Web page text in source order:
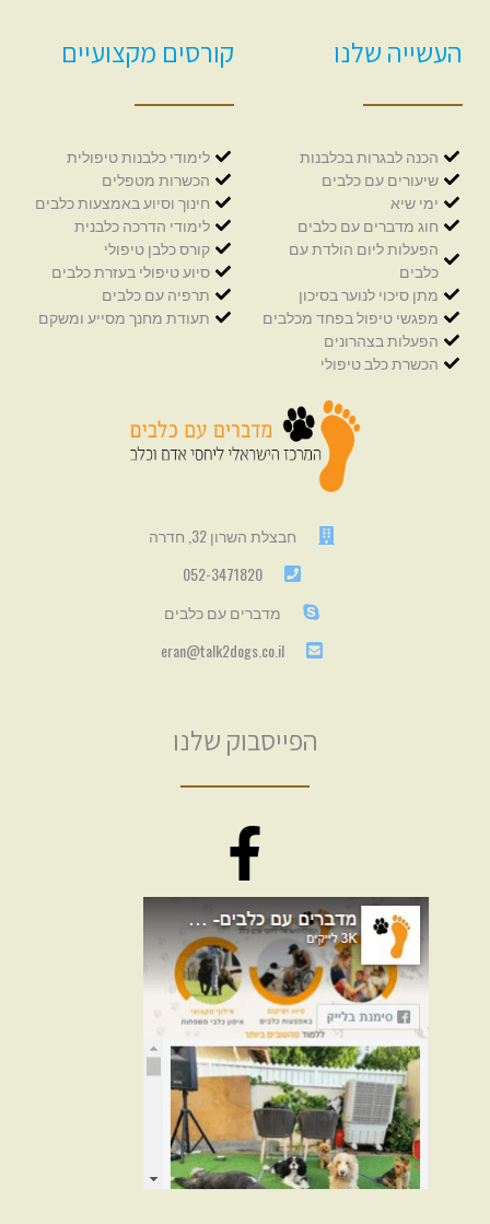
העשייה שלנו
הכנה לבגרות בכלבנות
שיעורים עם כלבים
ימי שיא
חוג מדברים עם כלבים
הפעלות ליום הולדת עם
כלבים
מתן סיכוי לנוער בסיכון
מפגשי טיפול בפחד מכלבים
הפעלות בצהרונים
הכשרת כלב טיפולי
קורסים מקצועיים
לימודי כלבנות טיפולית
הכשרות מטפלים
חינוך וסיוע באמצעות כלבים
לימודי הדרכה כלבנית
קורס כלבן טיפולי
סיוע טיפולי בעזרת כלבים
תרפיה עם כלבים
תעודת מחנך מסייע ומשקם
חבצלת השרון 32, חדרה
052-3471820
מדברים עם כלבים
eran@talk2dogs.co.il
הפייסבוק שלנו